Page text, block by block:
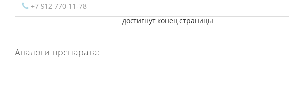
+7 912 770-11-78
достигнут конец страницы
Аналоги препарата: